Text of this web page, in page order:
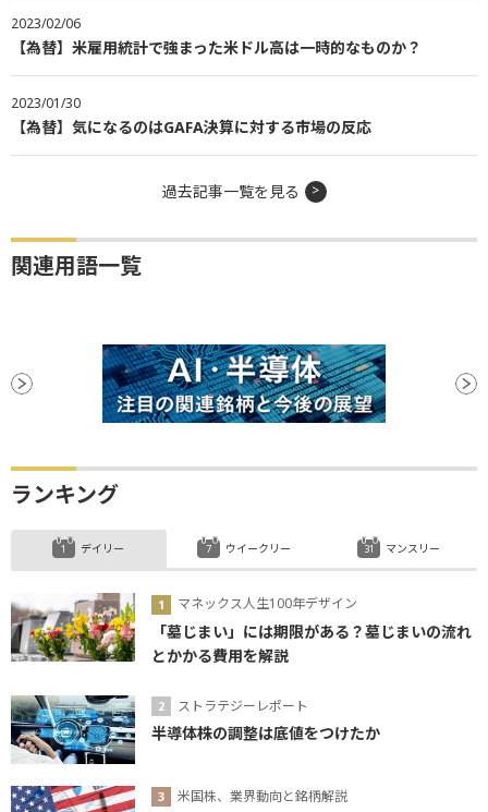
2023/02/06
【為替】米雇用統計で強まった米ドル高は一時的なものか？
2023/01/30
【為替】気になるのはGAFA決算に対する市場の反応
過去記事一覧を見る
関連用語一覧
ランキング
デイリー
マネックス人生100年デザイン
「墓じまい」には期限がある？墓じまいの流れ
とかかる費用を解説
ストラテジーレポート
半導体株の調整は底値をつけたか
米国株、業界動向と銘柄解説
ウイークリー マンスリー